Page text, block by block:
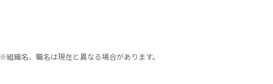
※組織名、職名は現在と異なる場合があります。